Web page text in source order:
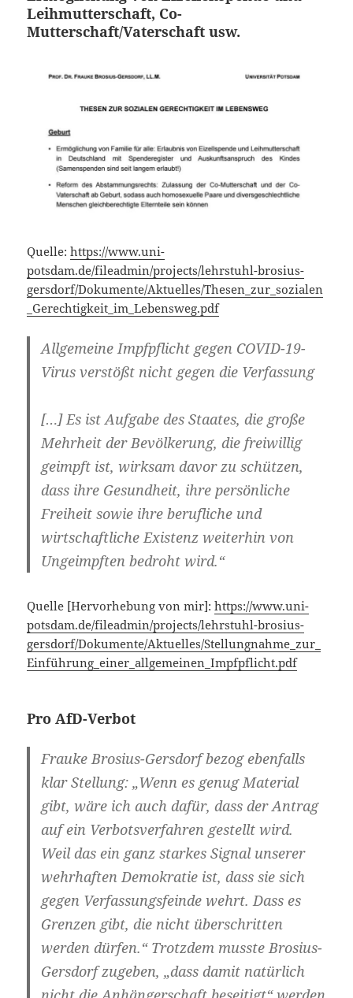
Leihmutterschaft, Co-
Mutterschaft/Vaterschaft usw.
Quelle:https://www.uni-
potsdam.de/fileadmin/projects/lehrstuhl-brosius-
gersdorf/Dokumente/Aktuelles/Thesen_zur_sozialen
_Gerechtigkeit_im_Lebensweg.pdf
Allgemeine Impfpflicht gegen COVID-19-
Virus verstößt nicht gegen die Verfassung
[…] Es ist Aufgabe des Staates, die große
Mehrheit der Bevölkerung, die freiwillig
geimpft ist, wirksam davor zu schützen,
dass ihre Gesundheit, ihre persönliche
Freiheit sowie ihre berufliche und
wirtschaftliche Existenz weiterhinvon
Ungeimpften bedroht wird.“
Quelle [Hervorhebung von mir]:https://www.uni-
potsdam.de/fileadmin/projects/lehrstuhl-brosius-
gersdorf/Dokumente/Aktuelles/Stellungnahme_zur_
Einführung_einer_allgemeinen_Impfpflicht.pdf
Pro AfD-Verbot
Frauke Brosius-Gersdorf bezog ebenfalls
klar Stellung: „Wenn es genug Material
gibt, wäre ich auch dafür, dass der Antrag
auf ein Verbotsverfahren gestellt wird.
Weil das ein ganz starkes Signal unserer
wehrhaften Demokratie ist, dass sie sich
gegen Verfassungsfeinde wehrt. Dass es
Grenzen gibt, die nicht überschritten
werden dürfen.“ Trotzdem musste Brosius-
Gersdorf zugeben, „dass damit natürlich